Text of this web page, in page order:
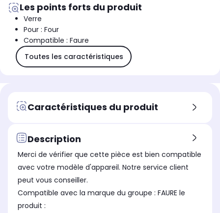
Les points forts du produit
Verre
Pour : Four
Compatible : Faure
Toutes les caractéristiques
Caractéristiques du produit
Description
Merci de vérifier que cette pièce est bien compatible
avec votre modèle d'appareil. Notre service client
peut vous conseiller.
Compatible avec la marque du groupe : FAURE le
produit :